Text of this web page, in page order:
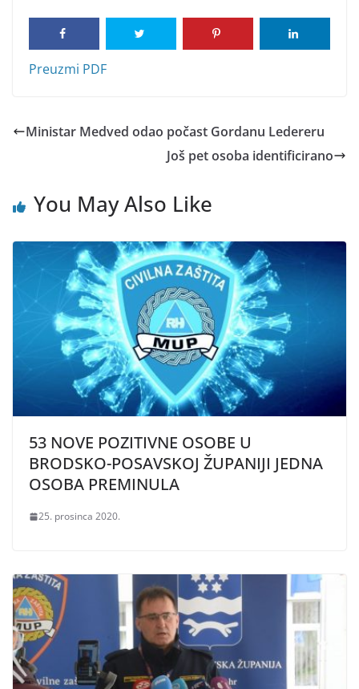
Preuzmi PDF
Ministar Medved odao počast Gordanu Ledereru
Još pet osoba identificirano
You May Also Like
53 NOVE POZITIVNE OSOBE U
BRODSKO-POSAVSKOJ ŽUPANIJI JEDNA
OSOBA PREMINULA
25. prosinca 2020.